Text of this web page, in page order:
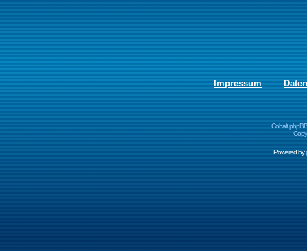
Impressum
Cobalt
Powered by